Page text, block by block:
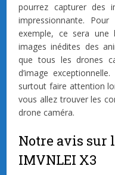
pourrez capturer des
impressionnante.
exemple, ce sera une
images inédites des
que tous les drones
d’image
surtout faire attention
vous allez trouver les
drone caméra.
Notre avis sur
IMVNLEI X3